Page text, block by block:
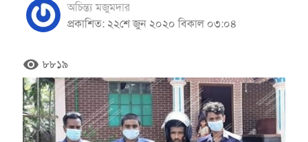
অচিন্ত্য মজুমদার
প্রকাশিত: ২২শে জুন ২০২০ বিকাল ০৩:০৪
remove_red_eye ৮৮১৯